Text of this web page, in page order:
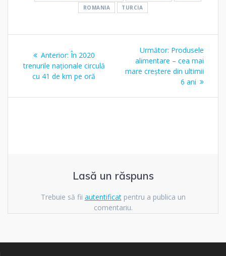
ROMANIA
TURCIA
articole
Anterior: Articolul
anterior:
În 2020
trenurile naționale circulă
cu 41 de km pe oră
Următor: Articolul
următor:
Produsele
alimentare – cea mai
mare creștere din ultimii
6 ani
Lasă un răspuns
Trebuie să fii autentificatpentru a publica un
comentariu.